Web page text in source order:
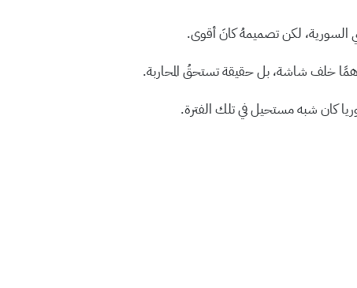
السورية، لكن تصميمهُ كانَ أقوى.
خلف شاشة، بل حقيقة تستحقُ المحاربة.
كان شبه مستحيل في تلك الفترة.